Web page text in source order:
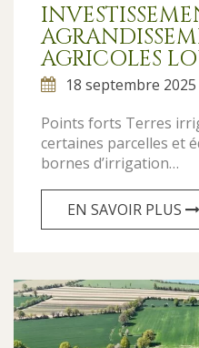
AGRICOLES
18 septembre 2025
Points forts Terres
certaines parcelles et
bornes d’irrigation…
EN SAVOIR PLUS